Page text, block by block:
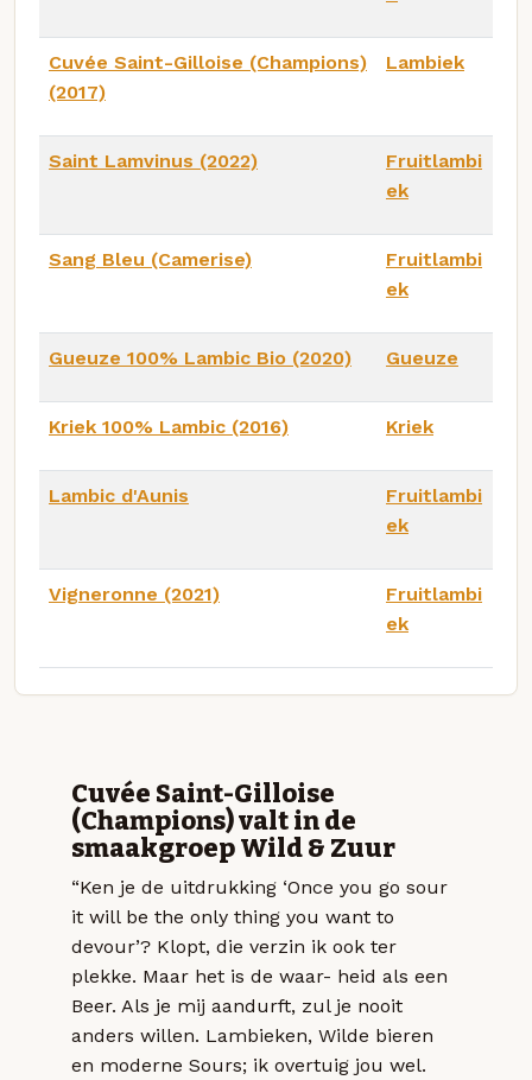
Cuvée Saint-Gilloise (Champions)
(2017)
Lambiek
Saint Lamvinus (2022)
Fruitlambi
ek
Sang Bleu (Camerise)
Fruitlambi
ek
Gueuze 100% Lambic Bio (2020) Gueuze
Kriek 100% Lambic (2016) Kriek
Lambic d'Aunis
Fruitlambi
ek
Vigneronne (2021)
Fruitlambi
ek
Cuvée Saint-Gilloise
(Champions) valt in de
smaakgroep Wild & Zuur
“Ken je de uitdrukking ‘Once you go sour
it will be the only thing you want to
devour’? Klopt, die verzin ik ook ter
plekke. Maar het is de waar- heid als een
Beer. Als je mij aandurft, zul je nooit
anders willen. Lambieken, Wilde bieren
en moderne Sours; ik overtuig jou wel.